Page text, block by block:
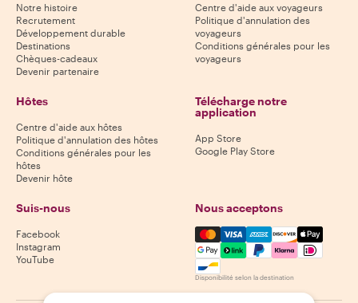
Notre histoire
Recrutement
Développement durable
Destinations
Chèques-cadeaux
Devenir partenaire
Centre d'aide aux voyageurs
Politique d'annulation des
voyageurs
Conditions générales pour les
voyageurs
Hôtes
Centre d'aide aux hôtes
Politique d'annulation des hôtes
Conditions générales pour les
hôtes
Devenir hôte
Télécharge notre
application
App Store
Google Play Store
Suis-nous
Facebook
Instagram
YouTube
Nous acceptons
Mastercard, Visa, Amex,
Disponibilité selon la destination